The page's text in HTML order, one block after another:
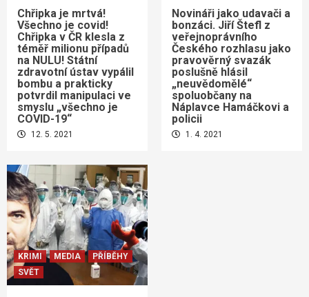
Chřipka je mrtvá!
Všechno je covid!
Chřipka v ČR klesla z
téměř milionu případů
na NULU! Státní
zdravotní ústav vypálil
bombu a prakticky
potvrdil manipulaci ve
smyslu „všechno je
COVID-19“
12. 5. 2021
Novináři jako udavači a
bonzáci. Jiří Štefl z
veřejnoprávního
Českého rozhlasu jako
pravověrný svazák
poslušně hlásil
„neuvědomělé“
spoluobčany na
Náplavce Hamáčkovi a
policii
1. 4. 2021
KRIMI MEDIA
PŘÍBĚHY
SVĚT